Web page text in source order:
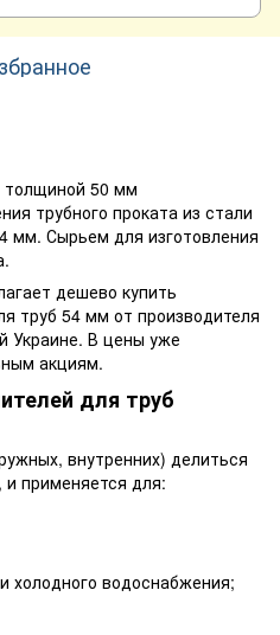
толщиной 50 мм
трубного проката из стали
мм. Сырьем для изготовления
дешево купить
труб 54 мм от производителя
Украине. В цены уже
акциям.
для труб
внутренних) делиться
и применяется для:
холодного водоснабжения;